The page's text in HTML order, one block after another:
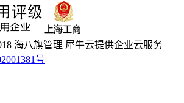
海八旗管理 犀牛云提供企业云服务
号